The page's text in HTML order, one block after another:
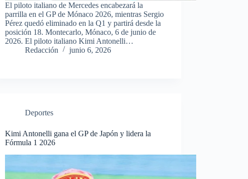
El piloto italiano de Mercedes encabezará la
parrilla en el GP de Mónaco 2026, mientras Sergio
Pérez quedó eliminado en la Q1 y partirá desde la
posición 18. Montecarlo, Mónaco, 6 de junio de
2026. El piloto italiano Kimi Antonelli…
Redacción
junio 6, 2026
Deportes
Kimi Antonelli gana el GP de Japón y lidera la
Fórmula 1 2026